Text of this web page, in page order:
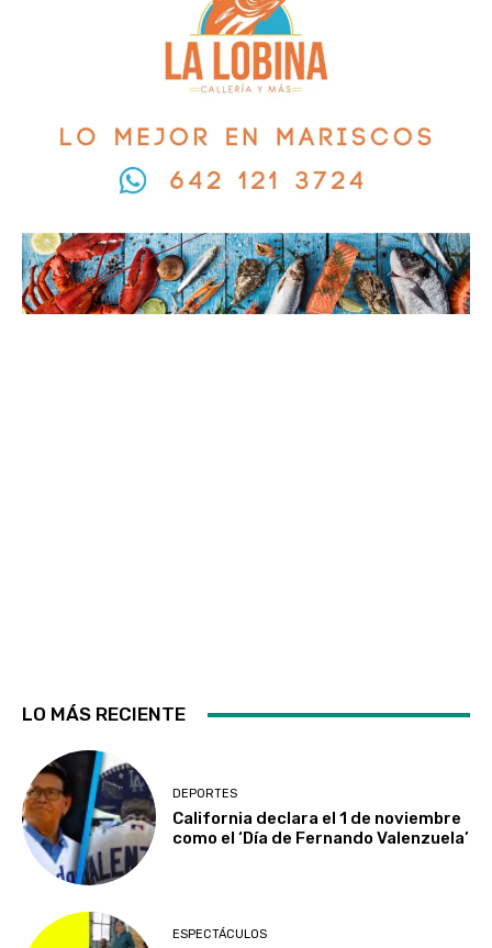
LO MÁS RECIENTE
DEPORTES
California declara el 1 de noviembre
como el ‘Día de Fernando Valenzuela’
ESPECTÁCULOS